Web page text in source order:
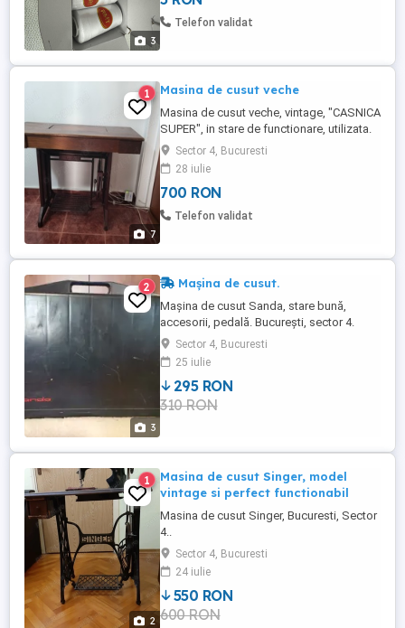
3
poate de FIX - NU DERANJAȚI PENTU
Telefon validat
7
1 Masina de cusut veche
Masina de cusut veche, vintage, "CASNICA
SUPER", in stare de functionare, utilizata.
Sector 4, Bucuresti
28 iulie
700 RON
Telefon validat
3
2 Mașina de cusut.
Mașina de cusut Sanda, stare bună,
accesorii, pedală. București, sector 4.
Sector 4, Bucuresti
25 iulie
295 RON
310 RON
2
1
Masina de cusut Singer, model
vintage si perfect functionabil
Masina de cusut Singer, Bucuresti, Sector
4..
Sector 4, Bucuresti
24 iulie
550 RON
600 RON